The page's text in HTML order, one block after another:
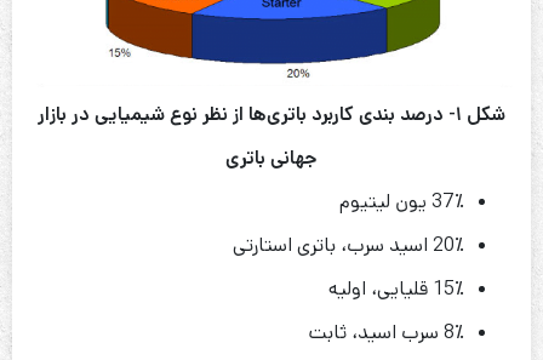
شکل ۱- درصد بندی کاربرد باتری‌ها از نظر نوع شیمیایی در بازار
جهانی باتری
37٪ یون لیتیوم
20٪ اسید سرب، باتری استارتی
15٪ قلیایی، اولیه
8٪ سرب اسید، ثابت